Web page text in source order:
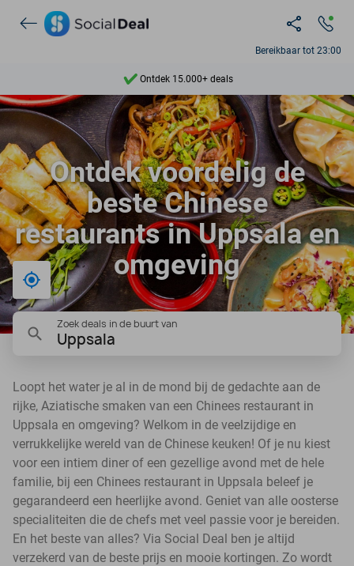
Bereikbaar tot 23:00
Ontdek 15.000+ deals
7 dagen per week beschikbaar
10+ miljoen leden
9,4
Ontdek 15.000+ deals
Ontdek voordelig de
beste Chinese
restaurants in Uppsala en
omgeving
Bij mij in de buurt
Zoek deals in de buurt van
Uppsala
Loopt het water je al in de mond bij de gedachte aan de
rijke, Aziatische smaken van een Chinees restaurant in
Uppsala en omgeving? Welkom in de veelzijdige en
verrukkelijke wereld van de Chinese keuken! Of je nu kiest
voor een intiem diner of een gezellige avond met de hele
familie, bij een Chinees restaurant in Uppsala beleef je
gegarandeerd een heerlijke avond. Geniet van alle oosterse
specialiteiten die de chefs met veel passie voor je bereiden.
En het beste van alles? Via Social Deal ben je altijd
verzekerd van de beste prijs en mooie kortingen. Zo wordt